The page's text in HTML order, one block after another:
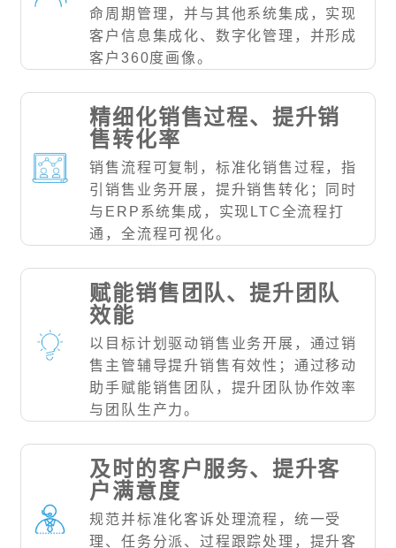
命周期管理，并与其他系统集成，实现
客户信息集成化、数字化管理，并形成
客户360度画像。
精细化销售过程、提升销
售转化率
销售流程可复制，标准化销售过程，指
引销售业务开展，提升销售转化；同时
与ERP系统集成，实现LTC全流程打
通，全流程可视化。
赋能销售团队、提升团队
效能
以目标计划驱动销售业务开展，通过销
售主管辅导提升销售有效性；通过移动
助手赋能销售团队，提升团队协作效率
与团队生产力。
及时的客户服务、提升客
户满意度
规范并标准化客诉处理流程，统一受
理、任务分派、过程跟踪处理，提升客